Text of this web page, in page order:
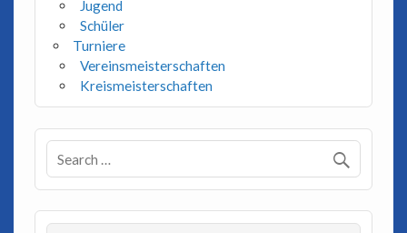
Jugend
Schüler
Turniere
Vereinsmeisterschaften
Kreismeisterschaften